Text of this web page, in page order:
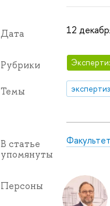
Дата 12
Рубрики
Темы
В статье
упомянуты
Персоны